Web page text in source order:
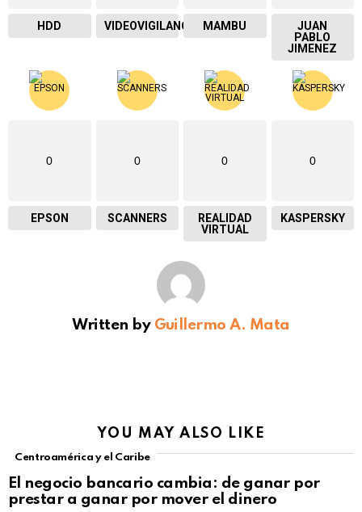
HDD VIDEOVIGILANCIA MAMBU
JUAN
PABLO
JIMENEZ
0
EPSON
0
SCANNERS
0
REALIDAD
VIRTUAL
0
KASPERSKY
Written by Guillermo A. Mata
YOU MAY ALSO LIKE
Centroamérica y el Caribe
El negocio bancario cambia: de ganar por
prestar a ganar por mover el dinero